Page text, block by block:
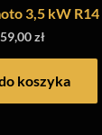
3,5 kW R14
zł
koszyka